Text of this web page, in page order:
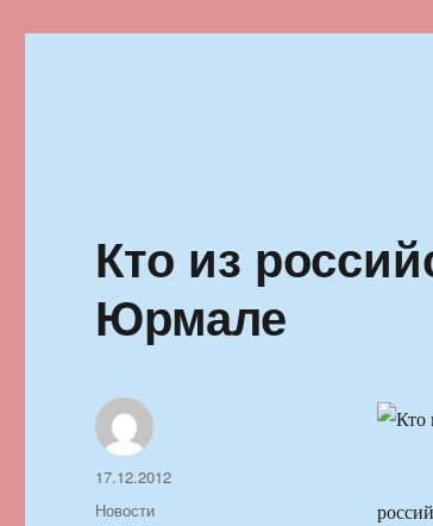
Кто из
Юрмале
Автор
Опубликовано
17.12.2012
Рубрики
Новости